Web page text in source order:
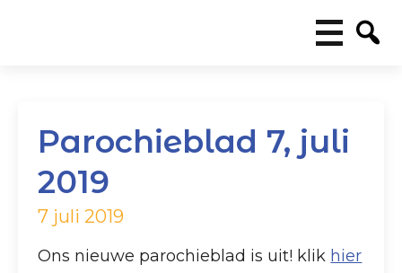
Parochieblad 7, juli
2019
7 juli 2019
Ons nieuwe parochieblad is uit! klik hier